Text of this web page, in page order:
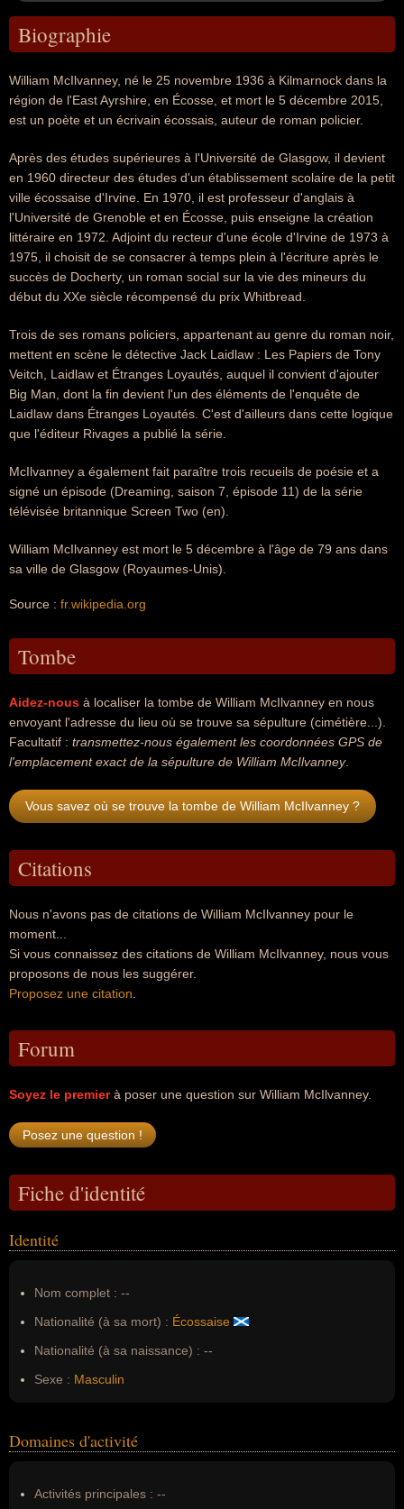
Biographie
William McIlvanney, né le 25 novembre 1936 à Kilmarnock dans la
région de l'East Ayrshire, en Écosse, et mort le 5 décembre 2015,
est un poète et un écrivain écossais, auteur de roman policier.
Après des études supérieures à l'Université de Glasgow, il devient
en 1960 directeur des études d'un établissement scolaire de la petit
ville écossaise d'Irvine. En 1970, il est professeur d'anglais à
l'Université de Grenoble et en Écosse, puis enseigne la création
littéraire en 1972. Adjoint du recteur d'une école d'Irvine de 1973 à
1975, il choisit de se consacrer à temps plein à l'écriture après le
succès de Docherty, un roman social sur la vie des mineurs du
début du XXe siècle récompensé du prix Whitbread.
Trois de ses romans policiers, appartenant au genre du roman noir,
mettent en scène le détective Jack Laidlaw : Les Papiers de Tony
Veitch, Laidlaw et Étranges Loyautés, auquel il convient d'ajouter
Big Man, dont la fin devient l'un des éléments de l'enquête de
Laidlaw dans Étranges Loyautés. C'est d'ailleurs dans cette logique
que l'éditeur Rivages a publié la série.
McIlvanney a également fait paraître trois recueils de poésie et a
signé un épisode (Dreaming, saison 7, épisode 11) de la série
télévisée britannique Screen Two (en).
William McIlvanney est mort le 5 décembre à l'âge de 79 ans dans
sa ville de Glasgow (Royaumes-Unis).
Source : fr.wikipedia.org
Tombe
Aidez-nous à localiser la tombe de William McIlvanney en nous
envoyant l'adresse du lieu où se trouve sa sépulture (cimétière...).
Facultatif : transmettez-nous également les coordonnées GPS de
l'emplacement exact de la sépulture de William McIlvanney.
Vous savez où se trouve la tombe de William McIlvanney ?
Citations
Nous n'avons pas de citations de William McIlvanney pour le
moment...
Si vous connaissez des citations de William McIlvanney, nous vous
proposons de nous les suggérer.
Proposez une citation
Forum
Soyez le premierà poser une question sur William McIlvanney.
Fiche d'identité
Identité
Nom complet : --
Nationalité (à sa mort) : Écossaise
Nationalité (à sa naissance) : --
Sexe : Masculin
Domaines d'activité
Activités principales : --